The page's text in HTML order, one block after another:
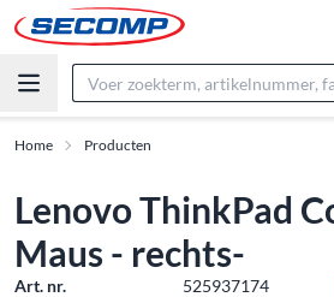
Home Producten
Lenovo ThinkPad
Maus - rechts-
Art. nr.
525937174